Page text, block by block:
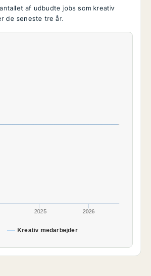
af udbudte jobs som kreativ
de seneste tre år.
Kreativ medarbejder
2025 2026